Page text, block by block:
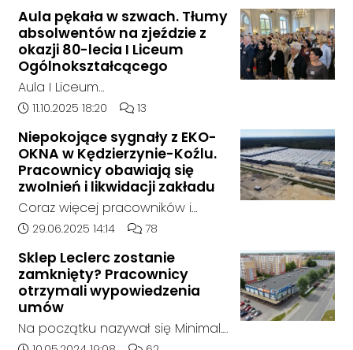
chemiczne.
Aula pękała w szwach. Tłumy
absolwentów na zjeździe z
okazji 80-lecia I Liceum
Ogólnokształcącego
Aula I Liceum
Ogólnokształcącego im. Henryka
w sobotnie przedpołudnie
dosłownie pękała w szwach. Na
wyjątkowy zjazd absolwentów z
okazji jubileuszu 80-lecia szkoły
przyjechali ludzie z różnych
zakątków Polski i świata. W tym
roku zarejestrowało się ponad
1000 uczestników. To największy
zjazd w historii placówki.
Data dodania artykułu:
11.10.2025 18:20 Liczba komentarzy artykułu:
13
Niepokojące sygnały z EKO-
OKNA w Kędzierzynie-Koźlu.
Pracownicy obawiają się
zwolnień i likwidacji zakładu
Coraz więcej pracowników i
mieszkańców zgłasza się do
niepokojącej sytuacji w zakładzie
EKO-OKNA w Kędzierzynie-Koźlu.
Jak wynika z ich relacji, firma
miała w ostatnich tygodniach
rozpocząć proces masowego
Data dodania artykułu:
29.06.2025 14:14 Liczba komentarzy artykułu:
78
Sklep Leclerc zostanie
zamknięty? Pracownicy
otrzymali wypowiedzenia
umów
Na początku nazywał się Minimal.